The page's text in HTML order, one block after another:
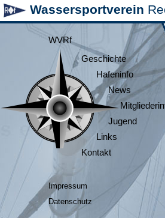
Wassersportverein
WVRf
Geschichte
Hafeninfo
News
Jugend
Links
Kontakt
Impressum
Datenschutz